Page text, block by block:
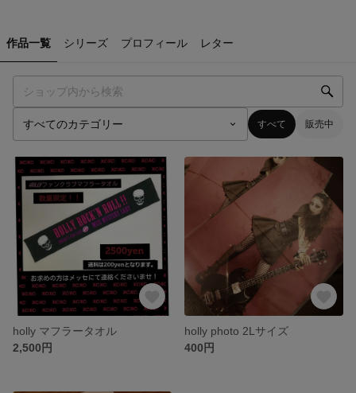
作品一覧 シリーズ プロフィール レター
すべて 販売中
holly マフラータオル
2,500円
holly photo 2Lサイズ
400円